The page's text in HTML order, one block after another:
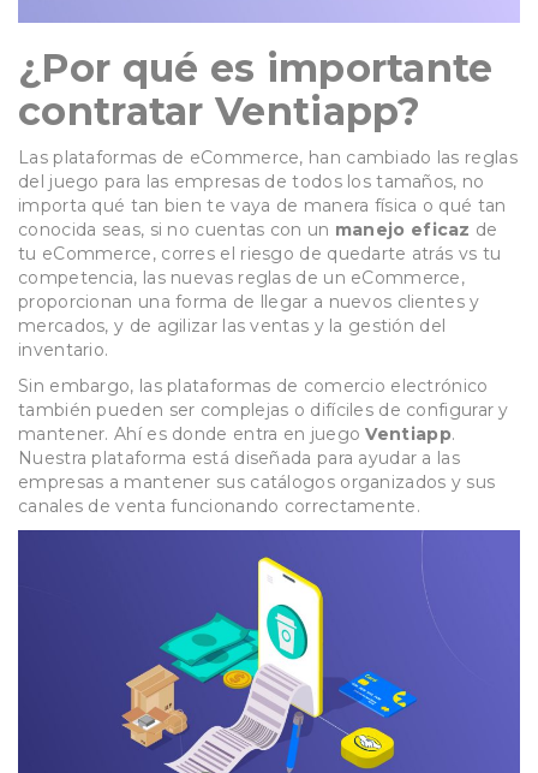
¿Por qué es importante
contratar Ventiapp?
Las plataformas de eCommerce, han cambiado las reglas
del juego para las empresas de todos los tamaños, no
importa qué tan bien te vaya de manera física o qué tan
conocida seas, si no cuentas con un manejo eficaz de
tu eCommerce, corres el riesgo de quedarte atrás vs tu
competencia, las nuevas reglas de un eCommerce,
proporcionan una forma de llegar a nuevos clientes y
mercados, y de agilizar las ventas y la gestión del
inventario.
Sin embargo, las plataformas de comercio electrónico
también pueden ser complejas o difíciles de configurar y
mantener. Ahí es donde entra en juegoVentiapp.
Nuestra plataforma está diseñada para ayudar a las
empresas a mantener sus catálogos organizados y sus
canales de venta funcionando correctamente.